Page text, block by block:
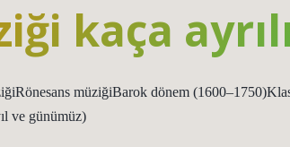
kaça
müziğiBarok dönem
ve günümüz)